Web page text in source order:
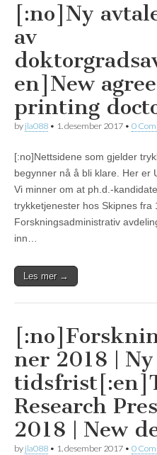
[:no]Ny
av
en]New
printing
by jla088 • 1. desember 2017 • 0
[:no]Nettsidene som gjelder
begynner nå å bli klare. Her er
Vi minner om at ph.d.-
trykketjenester hos Skipnes fra
Forskningsadministrativ
inn…
Les mer →
ner 2018 | Ny
Research
2018 | New
by jla088 • 1. desember 2017 • 0